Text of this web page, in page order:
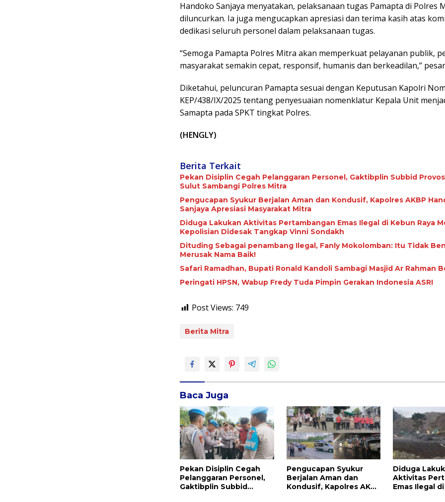
Handoko Sanjaya menyatakan, pelaksanaan tugas Pamapta di Polres
diluncurkan. Ia juga mengucapkan apresiasi dan terima kasih atas
dedikasi seluruh personel dalam pelaksanaan tugas.
“Semoga Pamapta Polres Mitra akan memperkuat pelayanan publik,
masyarakat semakin cepat, responsif, humanis dan berkeadilan,”
Diketahui, peluncuran Pamapta sesuai dengan Keputusan Kapolri
KEP/438/IX/2025 tentang penyesuaian nomenklatur Kepala Unit
Samapta pada SPKT tingkat Polres.
(HENGLY)
Berita Terkait
Pekan Disiplin Cegah Pelanggaran Personel, Gaktibplin Subbid
Sulut Sambangi ‎Polres Mitra
Pengucapan Syukur Berjalan Aman dan Kondusif, Kapolres AKBP
Sanjaya Apresiasi Masyarakat Mitra
Diduga Lakukan Aktivitas Pertambangan Emas Ilegal di Kebun Raya
Kepolisian Didesak Tangkap Vinni Sondakh
Dituding Sebagai penambang Ilegal, Fanly Mokolomban: Itu Tidak
Merusak Nama Baik!
Safari Ramadhan, Bupati Ronald Kandoli Sambagi Masjid Ar Rahman
Peringati HPSN, Wabup Fredy Tuda Pimpin Gerakan Indonesia ASRI
Post Views: 749
Berita Mitra
Baca Juga
Pekan Disiplin Cegah
Pelanggaran Personel,
Gaktibplin Subbid
Pengucapan Syukur
Berjalan Aman dan
Kondusif, Kapolres AKBP
Diduga
Aktivitas
Emas Ilegal